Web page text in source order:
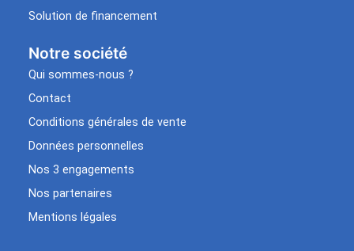
Solution de financement
Notre société
Qui sommes-nous ?
Contact
Conditions générales de vente
Données personnelles
Nos 3 engagements
Nos partenaires
Mentions légales